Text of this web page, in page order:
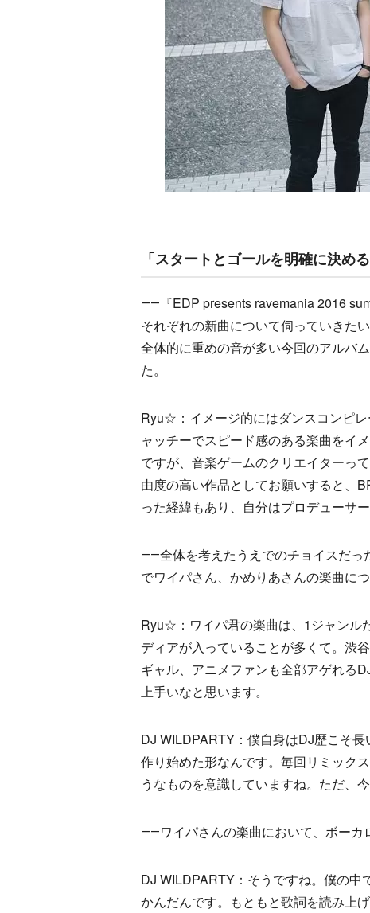
「スタートとゴールを明確に決め
――『EDP presents ravemania 2016
それぞれの新曲について伺っていきた
全体的に重めの音が多い今回のアルバ
た。
Ryu☆：イメージ的にはダンスコンピ
ャッチーでスピード感のある楽曲をイ
ですが、音楽ゲームのクリエイターっ
由度の高い作品としてお願いすると、
った経緯もあり、自分はプロデューサ
――全体を考えたうえでのチョイスだ
でワイパさん、かめりあさんの楽曲に
Ryu☆：ワイパ君の楽曲は、1ジャンル
ディアが入っていることが多くて。渋
ギャル、アニメファンも全部アゲれる
上手いなと思います。
DJ WILDPARTY：僕自身はDJ歴こそ
作り始めた形なんです。毎回リミック
うなものを意識していますね。ただ、
――ワイパさんの楽曲において、ボーカ
DJ WILDPARTY：そうですね。僕の
かんだんです。もともと歌詞を読み上